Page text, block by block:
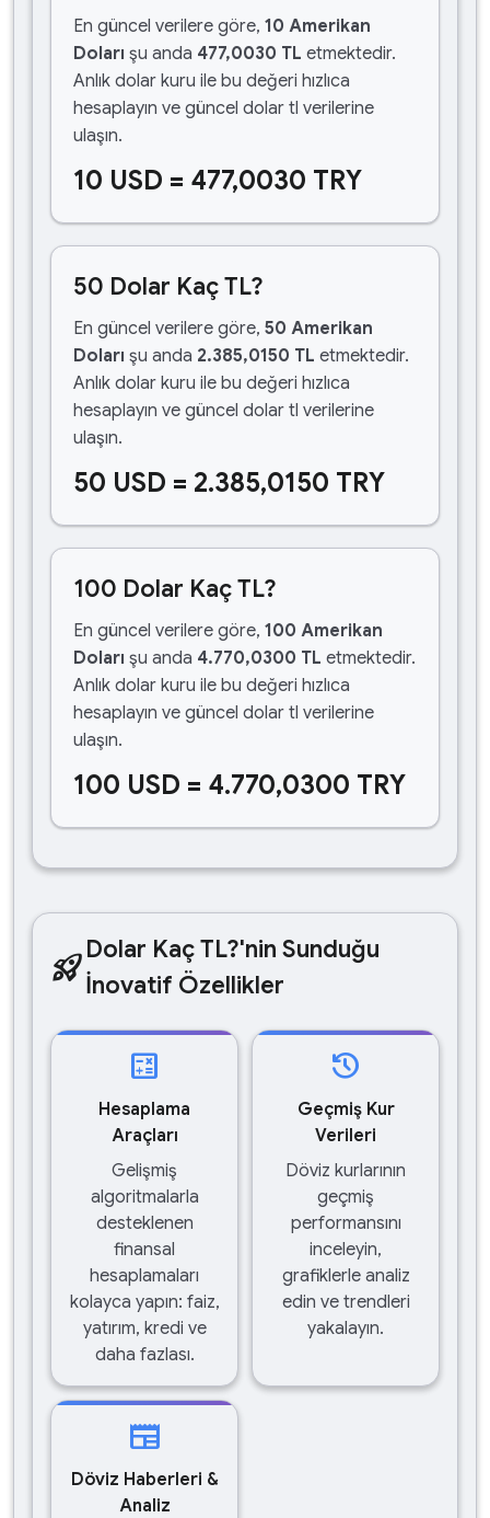
En güncel verilere göre, 10 Amerikan
Doları şu anda 477,0030 TL etmektedir.
Anlık dolar kuru ile bu değeri hızlıca
hesaplayın ve güncel dolar tl verilerine
ulaşın.
10 USD = 477,0030 TRY
50 Dolar Kaç TL?
En güncel verilere göre, 50 Amerikan
Doları şu anda 2.385,0150 TL etmektedir.
Anlık dolar kuru ile bu değeri hızlıca
hesaplayın ve güncel dolar tl verilerine
ulaşın.
50 USD = 2.385,0150 TRY
100 Dolar Kaç TL?
En güncel verilere göre, 100 Amerikan
Doları şu anda 4.770,0300 TL etmektedir.
Anlık dolar kuru ile bu değeri hızlıca
hesaplayın ve güncel dolar tl verilerine
ulaşın.
100 USD = 4.770,0300 TRY
rocket_launchDolar Kaç TL?'nin Sunduğu
İnovatif Özellikler
calculate
Hesaplama
Araçları
Gelişmiş
algoritmalarla
desteklenen
finansal
hesaplamaları
kolayca yapın: faiz,
yatırım, kredi ve
daha fazlası.
history
Geçmiş Kur
Verileri
Döviz kurlarının
geçmiş
performansını
inceleyin,
grafiklerle analiz
edin ve trendleri
yakalayın.
newspaper
Döviz Haberleri &
Analiz